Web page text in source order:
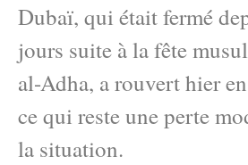
Dubaï, qui était fermé
jours suite à la fête
al-Adha, a rouvert hier
ce qui reste une perte
la situation.